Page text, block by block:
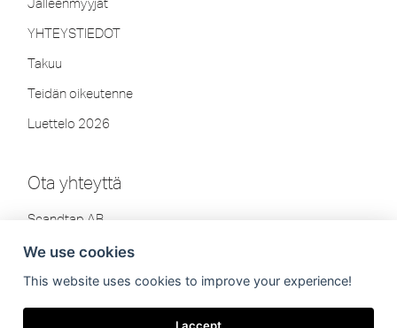
Jälleenmyyjät
YHTEYSTIEDOT
Takuu
Teidän oikeutenne
Luettelo 2026
Ota yhteyttä
Scandtap AB
302 41 Halmstad, Ruotsi
Puh: +46 35-260 75 80
info[at]scandtap.com
We use cookies
This website uses cookies to improve your experience!